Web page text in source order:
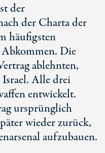
der
der Charta der
häufigsten
Die
ablehnten,
Alle drei
entwickelt.
ursprünglich
wieder zurück,
aufzubauen.